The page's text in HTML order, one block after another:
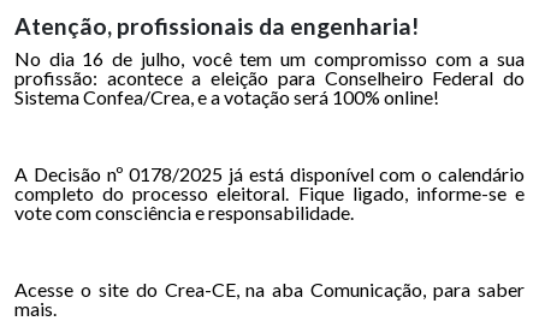
Atenção, profissionais da engenharia!
No dia 16 de julho, você tem um compromisso com a sua
profissão: acontece a eleição para Conselheiro Federal do
Sistema Confea/Crea, e a votação será 100% online!
A Decisão nº 0178/2025 já está disponível com o calendário
completo do processo eleitoral. Fique ligado, informe-se e
vote com consciência e responsabilidade.
Acesse o site do Crea-CE, na aba Comunicação, para saber
mais.